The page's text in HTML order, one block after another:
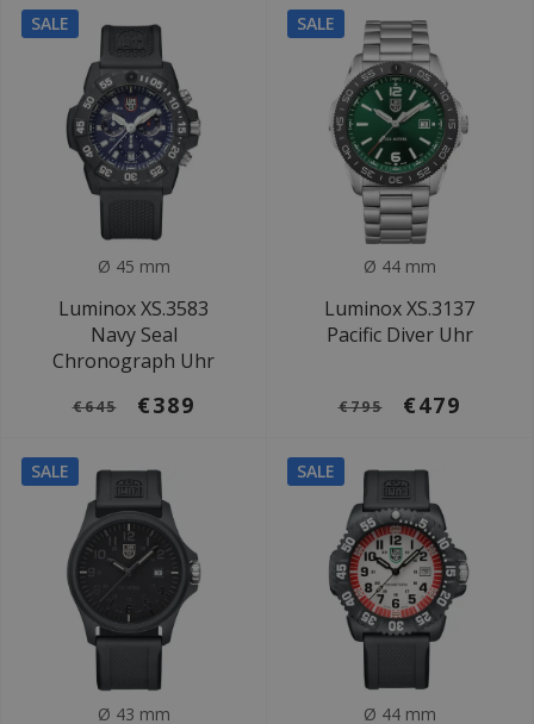
SALE
Ø 45 mm
Luminox XS.3583
Navy Seal
Chronograph Uhr
€645 €389
SALE
Ø 44 mm
Luminox XS.3137
Pacific Diver Uhr
€795 €479
SALE
Ø 43 mm
SALE
Ø 44 mm